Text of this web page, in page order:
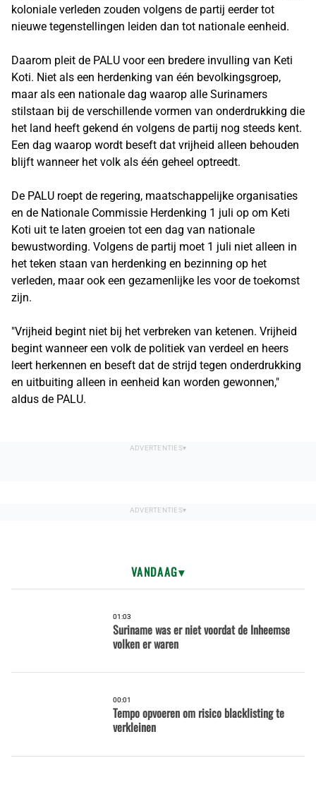
koloniale verleden zouden volgens de partij eerder tot
nieuwe tegenstellingen leiden dan tot nationale eenheid.
Daarom pleit de PALU voor een bredere invulling van Keti
Koti. Niet als een herdenking van één bevolkingsgroep,
maar als een nationale dag waarop alle Surinamers
stilstaan bij de verschillende vormen van onderdrukking die
het land heeft gekend én volgens de partij nog steeds kent.
Een dag waarop wordt beseft dat vrijheid alleen behouden
blijft wanneer het volk als één geheel optreedt.
De PALU roept de regering, maatschappelijke organisaties
en de Nationale Commissie Herdenking 1 juli op om Keti
Koti uit te laten groeien tot een dag van nationale
bewustwording. Volgens de partij moet 1 juli niet alleen in
het teken staan van herdenking en bezinning op het
verleden, maar ook een gezamenlijke les voor de toekomst
zijn.
"Vrijheid begint niet bij het verbreken van ketenen. Vrijheid
begint wanneer een volk de politiek van verdeel en heers
leert herkennen en beseft dat de strijd tegen onderdrukking
en uitbuiting alleen in eenheid kan worden gewonnen,"
aldus de PALU.
VANDAAG
01:03
Suriname was er niet voordat de Inheemse
volken er waren
00:01
Tempo opvoeren om risico blacklisting te
verkleinen